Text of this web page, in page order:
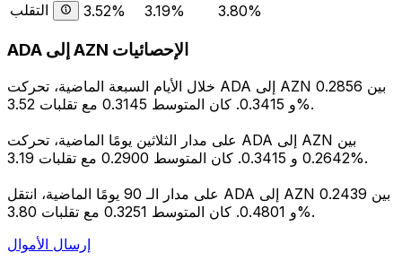
التقلب
3.52% 3.19% 3.80%
ADA إلى AZN الإحصائيات
خلال الأيام السبعة الماضية، تحركت ADA إلى AZN بين 0.2856
و 0.3415. كان المتوسط 0.3145 مع تقلبات 3.52%.
على مدار الثلاثين يومًا الماضية، تحركت ADA إلى AZN بين
0.2642 و 0.3415. كان المتوسط 0.2900 مع تقلبات 3.19%.
على مدار الـ 90 يومًا الماضية، انتقل ADA إلى AZN بين 0.2439
و 0.4801. كان المتوسط 0.3251 مع تقلبات 3.80%.
إرسال الأموال